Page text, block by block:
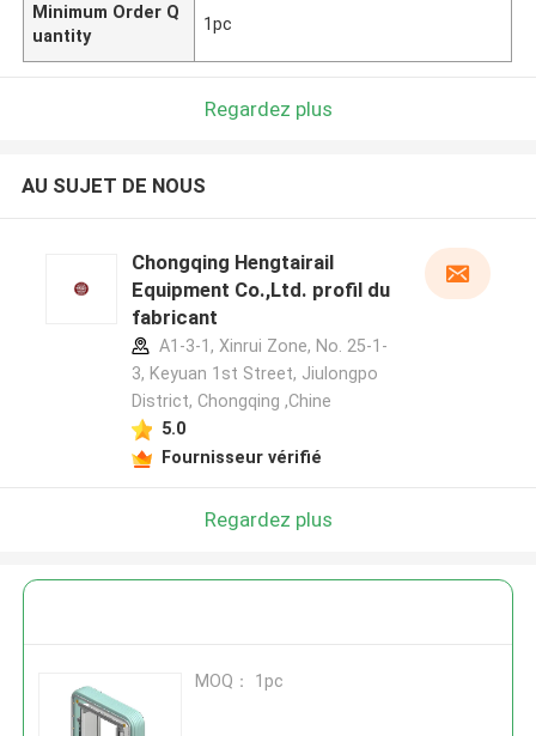
Minimum Order Q
uantity
1pc
Regardez plus
AU SUJET DE NOUS
Chongqing Hengtairail
Equipment Co.,Ltd. profil du
fabricant
A1-3-1, Xinrui Zone, No. 25-1-
3, Keyuan 1st Street, Jiulongpo
District, Chongqing ,Chine
5.0
Fournisseur vérifié
Regardez plus
MOQ： 1pc